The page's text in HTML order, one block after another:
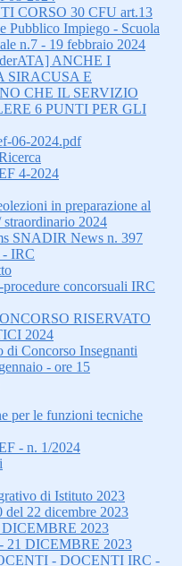
CORSO 30 CFU art.13
Pubblico Impiego - Scuola
n.7 - 19 febbraio 2024
ANCHE I
SIRACUSA E
CHE IL SERVIZIO
6 PUNTI PER GLI
06-2024.pdf
4-2024
in preparazione al
2024
SNADIR News n. 397
IRC
concorsuali IRC
RISERVATO
2024
di Concorso Insegnanti
- ore 15
per le funzioni tecniche
- n. 1/2024
di Istituto 2023
del 22 dicembre 2023
2023
21 DICEMBRE 2023
- DOCENTI IRC -